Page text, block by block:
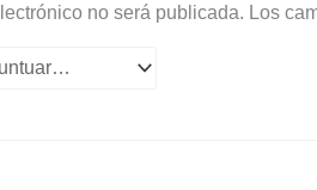
no será publicada. Los